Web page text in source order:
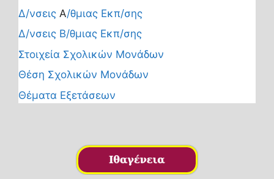
Δ/νσεις Α/θμιας Εκπ/σης
Δ/νσεις Β/θμιας Εκπ/σης
Στοιχεία Σχολικών Μονάδων
Θέση Σχολικών Μονάδων
Θέματα Εξετάσεων